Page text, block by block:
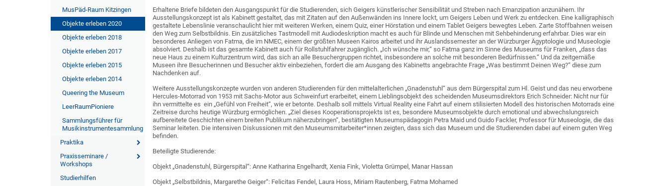
MusPäd-Raum Kitzingen
Objekte erleben 2020
Objekte erleben 2018
Objekte erleben 2017
Objekte erleben 2015
Objekte erleben 2014
Queering the Museum
LeerRaumPioniere
Sammlungsführer für
Musikinstrumentesammlung
Praktika
Praxisseminare /
Workshops
Studierhilfen
Erhaltene Briefe bildeten den Ausgangspunkt für die Studierenden, sich Geigers künstlerischer Sensibilität und Streben nach Emanzipation anzunähern. Ihr
Ausstellungskonzept ist als Kabinett gestaltet, das mit Zitaten auf den Außenwänden ins Innere lockt, um Geigers Leben und Werk zu entdecken. Eine kalligraphisch
gestaltete Lebenslinie veranschaulicht hier mit weiteren Werken, einem Quiz, einer Hörstation und einem Tablet Geigers bewegtes Leben. Zarte Stoffbahnen weisen
den Weg zum Selbstbildnis. Ein zusätzliches Tastmodell mit Audiodeskription macht es auch für Blinde und Menschen mit Sehbehinderung erfahrbar. Dies war ein
besonderes Anliegen von Fatma, die im NMEC, einem der größten Museen Kairos arbeitet und ihr Auslandssemester an der Würzburger Ägyptologie und Museologie
absolviert. Deshalb ist das gesamte Kabinett auch für Rollstuhlfahrer zugänglich. „Ich wünsche mir,“ so Fatma ganz im Sinne des Museums für Franken, „dass das
neue Haus zu einem Kulturzentrum wird, das sich an alle Besuchergruppen richtet, insbesondere an solche mit besonderen Bedürfnissen.“ Und da zeitgemäße
Museen ihre Besucherinnen und Besucher aktiv einbeziehen, fordert die am Ausgang des Kabinetts angebrachte Frage „Was bestimmt Deinen Weg?“ diese zum
Nachdenken auf.
Weitere Ausstellungskonzepte wurden von anderen Studierenden für den mittelalterlichen „Gnadenstuhl“ aus dem Bürgerspital zum Hl. Geist und das neu erworbene
Hercules-Motorrad von 1953 mit Sachs-Motor aus Schweinfurt erarbeitet, einem Lieblingsobjekt des scheidenden Museumsdirektors Erich Schneider: Nicht nur für
ihn vermittelte es ein „Gefühl von Freiheit“, wie er betonte. Deshalb soll mittels Virtual Reality eine Fahrt auf einem stilisierten Modell des historischen Motorrads eine
Zeitreise durchs heutige Würzburg ermöglichen. „Ziel dieses Kooperationsprojekts ist es, besondere Museumsobjekte durch emotional und abwechslungsreich
aufbereitete Geschichten einem breiten Publikum näherzubringen“, bestätigten Museumspädagogin Petra Maid und Guido Fackler, Professor für Museologie, die das
Seminar leiteten. Die intensiven Diskussionen mit den Museumsmitarbeiter*innen zeigten, dass sich das Museum und die Studierenden dabei auf einem guten Weg
befinden.
Beteiligte Studierende:
Objekt „Gnadenstuhl, Bürgerspital“: Anne Katharina Engelhardt, Xenia Fink, Violetta Grümpel, Manar Hassan
Objekt „Selbstbildnis, Margarethe Geiger“: Felicitas Fendel, Laura Hoss, Miriam Rautenberg, Fatma Mohamed